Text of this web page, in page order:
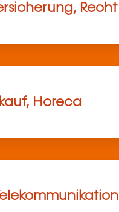
Recht
Horeca